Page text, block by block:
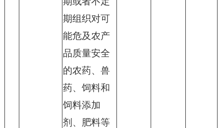
期组织对可
能危及农产
品质量安全
的农药、兽
药、饲料和
饲料添加
剂、肥料等